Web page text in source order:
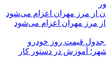
جدول قیمت روز خودرو